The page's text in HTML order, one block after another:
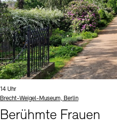
Uhrzeit:
14 Uhr
Standort
Brecht-Weigel-Museum, Berlin
Berühmte Frauen